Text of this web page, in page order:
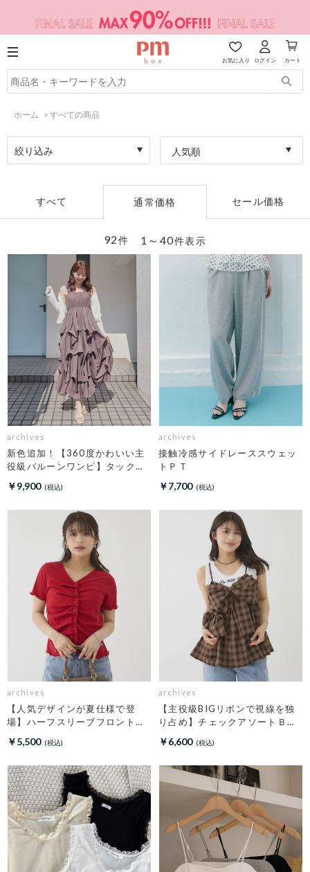
お気に入り ログイン カート
ホーム > すべての商品
絞り込み 人気順
すべて 通常価格 セール価格
1～40件表示
92件
archives
新色追加！【360度かわいい主
役級バルーンワンピ】タックバ
ース
￥9,900
archives
接触冷感サイドレーススウェッ
トＰＴ
￥7,700
archives
【人気デザインが夏仕様で登
場】ハーフスリーブフロントタ
ックカットＴＯＰＳ
￥5,500
archives
【主役級BIGリボンで視線を独
り占め】チェックアソートＢＩ
Ｇリボンキャミビスチェ
￥6,600